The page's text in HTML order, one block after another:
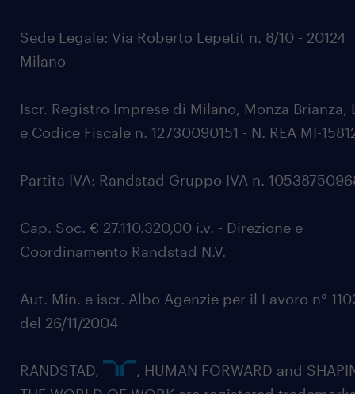
Sede Legale: Via Roberto Lepetit n. 8/10 - 20124
Milano
Iscr. Registro Imprese di Milano, Monza Brianza,
e Codice Fiscale n. 12730090151 - N. REA MI-
Partita IVA: Randstad Gruppo IVA n.
Cap. Soc. € 27.110.320,00 i.v. - Direzione e
Coordinamento Randstad N.V.
Aut. Min. e iscr. Albo Agenzie per il Lavoro n°
del 26/11/2004
RANDSTAD,
, HUMAN FORWARD and